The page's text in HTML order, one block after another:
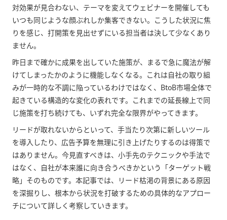
対効果が見合わない、テーマを変えてウェビナーを開催しても
いつも同じような顔ぶれしか集客できない。こうした状況に焦
りを感じ、打開策を見出せずにいる担当者は決して少なくあり
ません。
昨日まで確かに成果を出していた施策が、まるで急に魔法が解
けてしまったかのように機能しなくなる。これは自社の取り組
みが一時的な不調に陥っているわけではなく、BtoB市場全体で
起きている構造的な変化の表れです。これまでの延長線上で同
じ施策を打ち続けても、いずれ完全な限界がやってきます。
リードが取れないからといって、手当たり次第に新しいツール
を導入したり、広告予算を無理に引き上げたりするのは得策で
はありません。今見直すべきは、小手先のテクニックや手法で
はなく、自社が本来誰に向き合うべきかという「ターゲット戦
略」そのものです。本記事では、リード枯渇の背景にある原因
を深掘りし、根本から状況を打破するための具体的なアプロー
チについて詳しく考察していきます。